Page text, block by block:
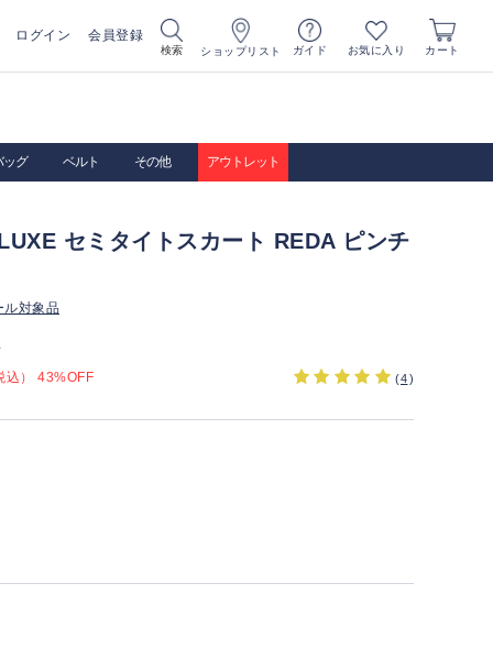
ログイン 会員登録
検索 ショップリスト ガイド お気に入り カート
ッグ ベルト その他 アウトレット
セミタイトスカート REDA ピンチ
ル対象品
込） 43%OFF (4)